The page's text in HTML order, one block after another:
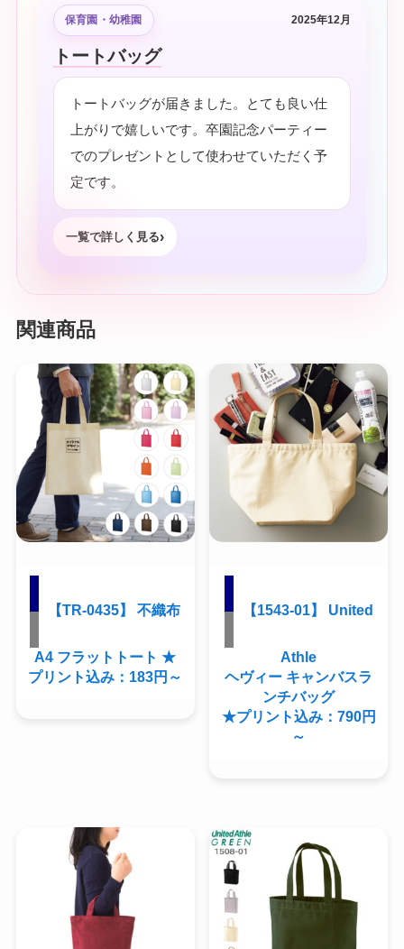
保育園・幼稚園 2025年12月
トートバッグ
トートバッグが届きました。とても良い仕
上がりで嬉しいです。卒園記念パーティー
でのプレゼントとして使わせていただく予
定です。
一覧で詳しく見る
関連商品
【TR-0435】 不織布
A4 フラットトート ★
プリント込み：183円～
【1543-01】 United
Athle
ヘヴィー キャンバスラ
ンチバッグ
★プリント込み：790円
～